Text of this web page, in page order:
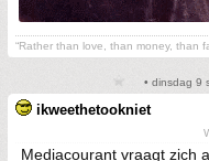
“Rather than love, than money, than
• dinsdag 9
ikweethetookniet
Mediacourant vraagt zich